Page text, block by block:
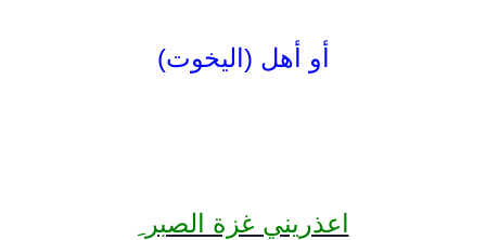
أو أهل (اليخوت)
اعذريني غزة الصبر ِ